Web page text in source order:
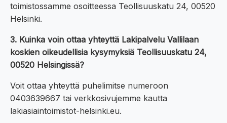
toimistossamme osoitteessa Teollisuuskatu 24, 00520
Helsinki.
3. Kuinka voin ottaa yhteyttä Lakipalvelu Vallilaan
koskien oikeudellisia kysymyksiä Teollisuuskatu 24,
00520 Helsingissä?
Voit ottaa yhteyttä puhelimitse numeroon
0403639667 tai verkkosivujemme kautta
lakiasiaintoimistot-helsinki.eu.